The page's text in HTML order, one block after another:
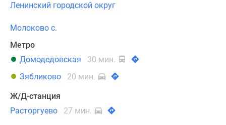
Ленинский городской округ
Молоково с.
Метро
Домодедовская
30 мин.
Зябликово
20 мин.
Ж/Д-станция
Расторгуево
27 мин.